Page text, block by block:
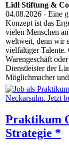
Lidl Stiftung &
04.08.2026 - Eine
Konzept ist das
vielen Menschen
weltweit, denn wir
vielfältiger
Warengeschäft
Dienstleister der
Möglichmacher
Praktikum
Strategie *